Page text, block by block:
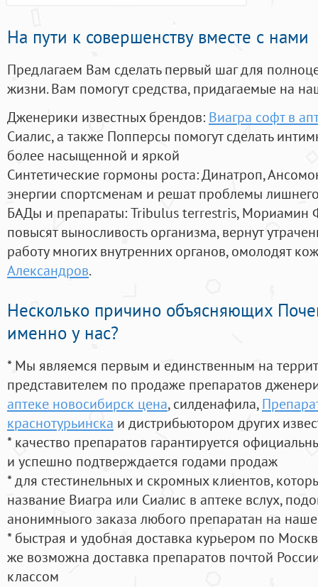
На пути к совершенству вместе с нами
Предлагаем Вам сделать первый шаг для
жизни. Вам помогут средства, придагаемые на
Дженерики известных брендов: Виагра софт в
Сиалис, а также Попперсы помогут сделать
более насыщенной и яркой
Синтетические гормоны роста: Динатроп,
энергии спортсменам и решат проблемы
БАДы и препараты:Tribulus terrestris, Мориамин
повысят выносливость организма, вернут
работу многих внутренних органов, омолодят
Александров.
Несколько причино объясняющих
именно у нас?
* Мы являемся первым и единственным на
представителем по продаже препаратов
аптеке новосибирск цена, силденафила,
краснотурьинска и дистрибьютором других
* качество препаратов гарантируется
и успешно подтверждается годами продаж
* для стестинельных и скромных клиентов,
название Виагра или Сиалис в аптеке вслух,
анонимныого заказа любого препаратан на
* быстрая и удобная доставка курьером по
же возможна доставка препаратов почтой
классом